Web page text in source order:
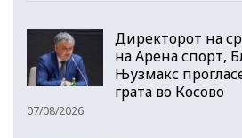
Директорот на
на Арена спорт,
Њузмакс
грата во Косово
07/08/2026